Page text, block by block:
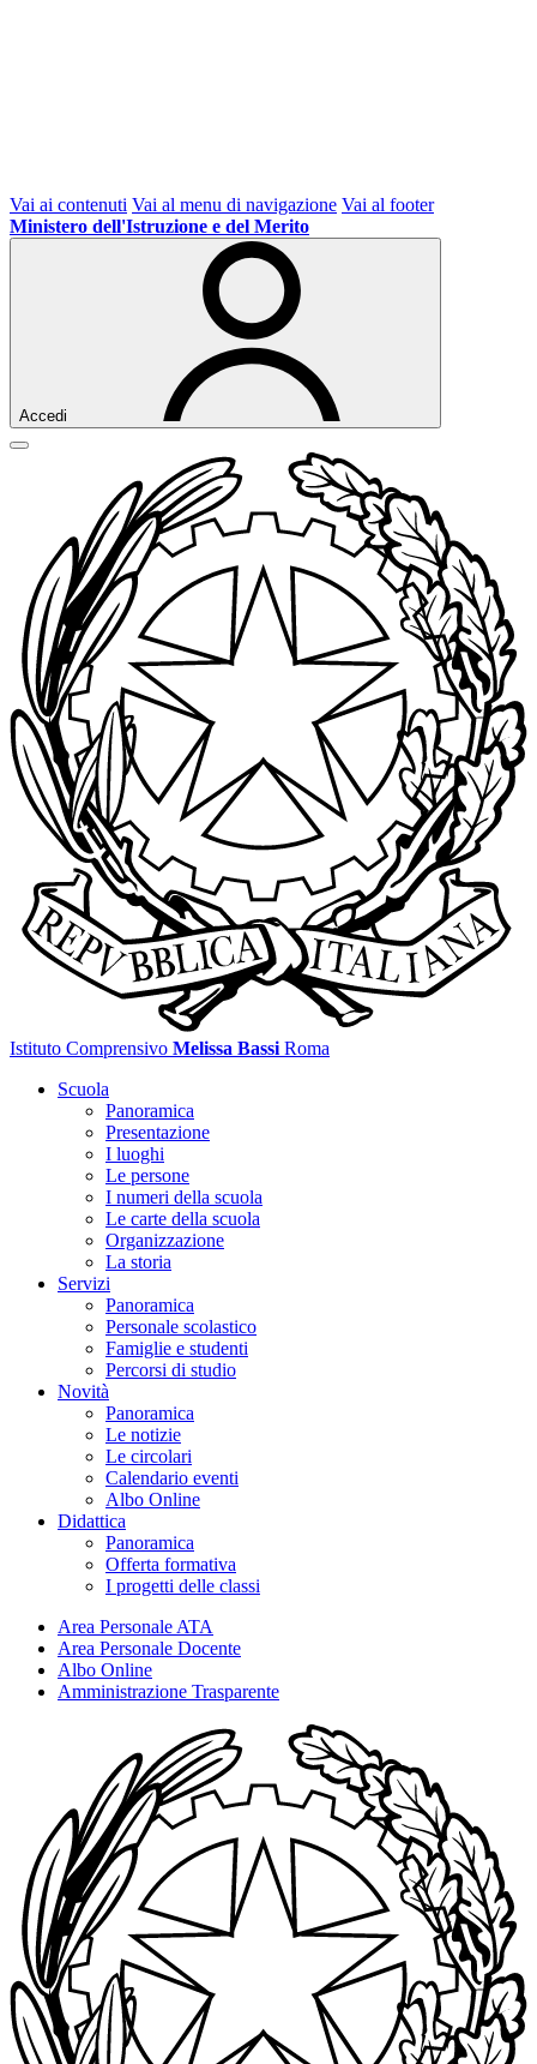
Vai ai contenuti Vai al menu di navigazione Vai al footer
Ministero dell'Istruzione e del Merito
Accedi
Istituto Comprensivo Melissa Bassi Roma
Scuola
Panoramica
Presentazione
I luoghi
Le persone
I numeri della scuola
Le carte della scuola
Organizzazione
La storia
Servizi
Panoramica
Personale scolastico
Famiglie e studenti
Percorsi di studio
Novità
Panoramica
Le notizie
Le circolari
Calendario eventi
Albo Online
Didattica
Panoramica
Offerta formativa
I progetti delle classi
Area Personale ATA
Area Personale Docente
Albo Online
Amministrazione Trasparente